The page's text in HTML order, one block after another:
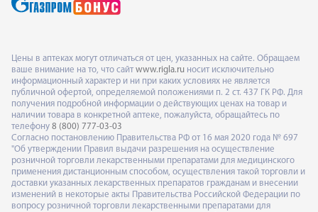
Цены в аптеках могут отличаться от цен, указанных на сайте. Обращаем
ваше внимание на то, что сайт www.rigla.ru носит исключительно
информационный характер и ни при каких условиях не является
публичной офертой, определяемой положениями п. 2 ст. 437 ГК РФ. Для
получения подробной информации о действующих ценах на товар и
наличии товара в конкретной аптеке, пожалуйста, обращайтесь по
телефону 8 (800) 777-03-03
Согласно постановлению Правительства РФ от 16 мая 2020 года № 697
"Об утверждении Правил выдачи разрешения на осуществление
розничной торговли лекарственными препаратами для медицинского
применения дистанционным способом, осуществления такой торговли и
доставки указанных лекарственных препаратов гражданам и внесении
изменений в некоторые акты Правительства Российской Федерации по
вопросу розничной торговли лекарственными препаратами для